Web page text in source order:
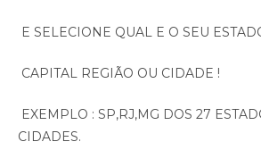
E SELECIONE QUAL E O SEU
CAPITAL REGIÃO OU CIDADE !
EXEMPLO : SP,RJ,MG DOS 27
CIDADES.